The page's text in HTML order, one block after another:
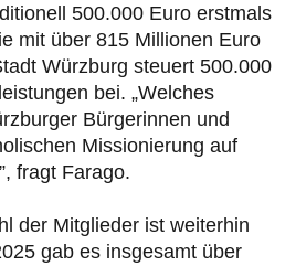
500.000 Euro erstmals
mit über 815 Millionen Euro
Würzburg steuert 500.000
bei. „Welches
Bürgerinnen und
Missionierung auf
fragt Farago.
der Mitglieder ist weiterhin
gab es insgesamt über